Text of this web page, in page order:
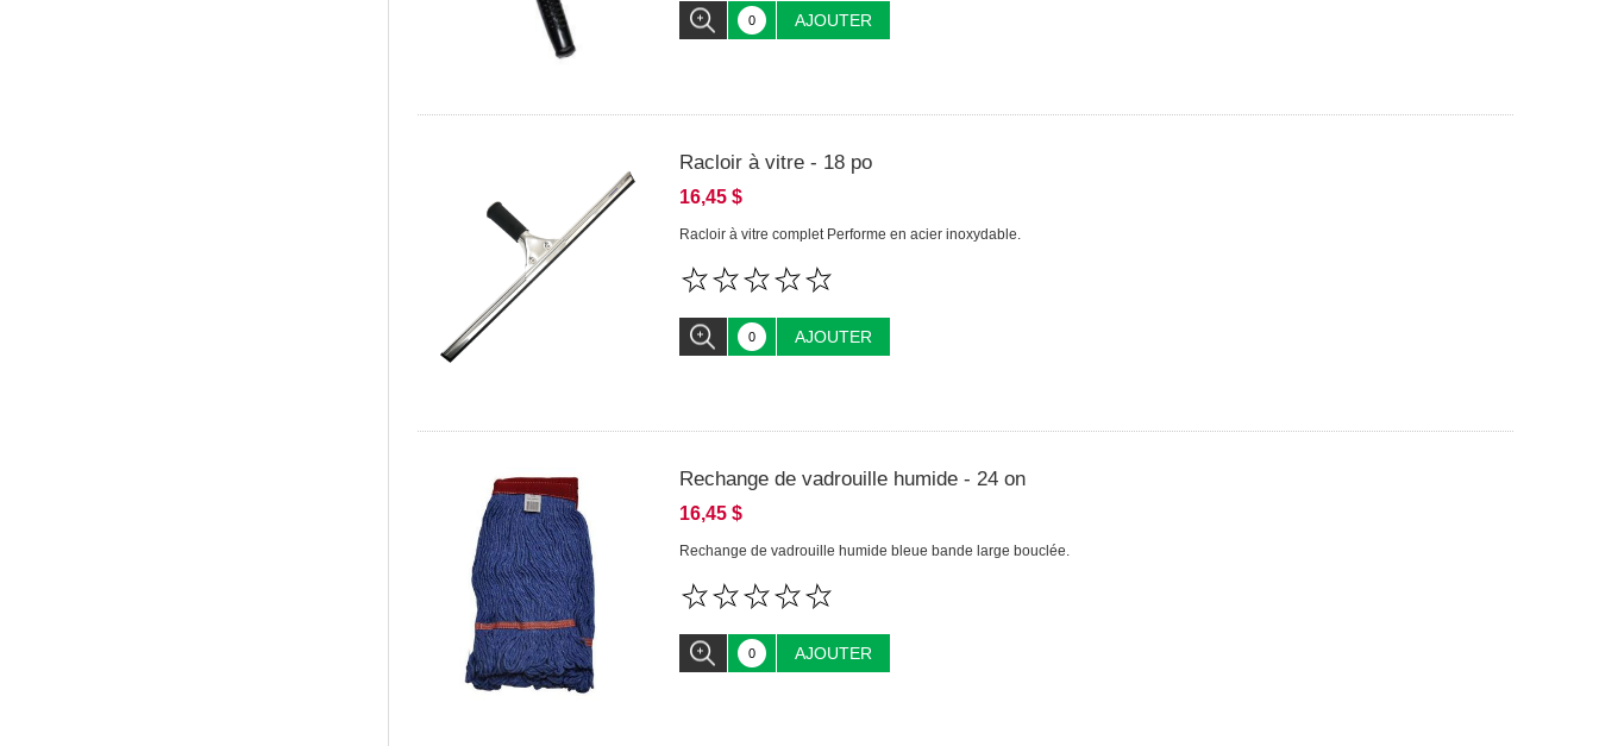
AJOUTER
Racloir à vitre - 18 po
16,45 $
Racloir à vitre complet Performe en acier inoxydable.
AJOUTER
Rechange de vadrouille humide - 24 on
16,45 $
Rechange de vadrouille humide bleue bande large bouclée.
AJOUTER